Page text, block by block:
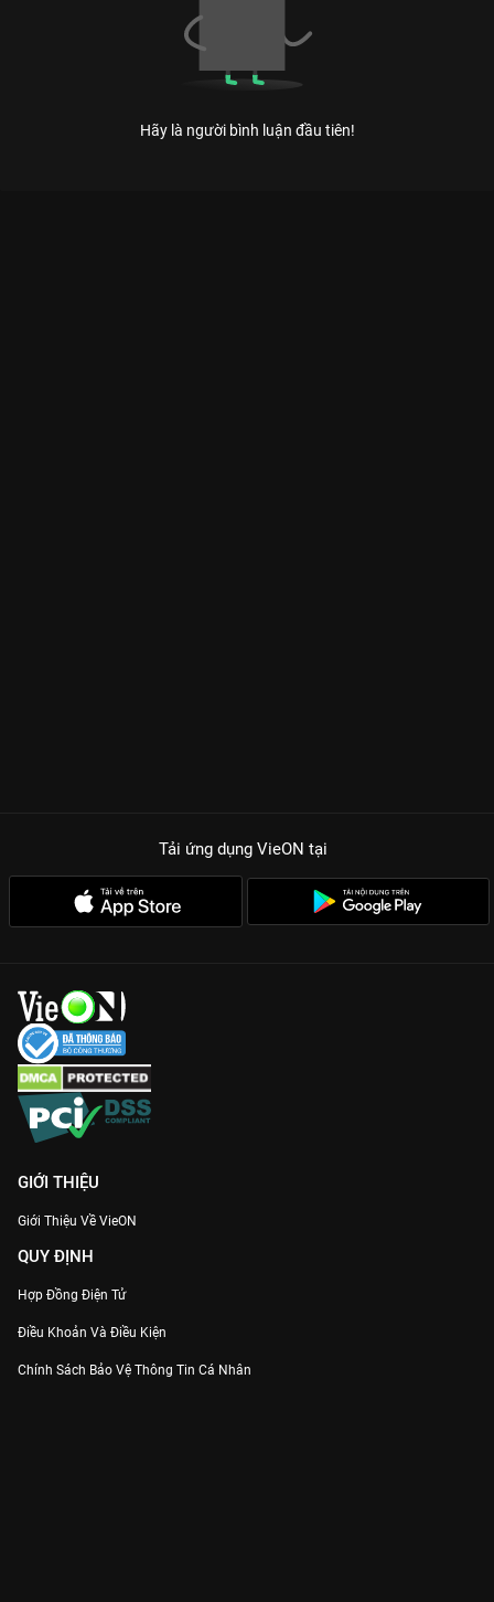
Hãy là người bình luận đầu tiên!
Tải ứng dụng VieON tại
GIỚI THIỆU
Giới Thiệu Về VieON
QUY ĐỊNH
Hợp Đồng Điện Tử
Điều Khoản Và Điều Kiện
Chính Sách Bảo Vệ Thông Tin Cá Nhân